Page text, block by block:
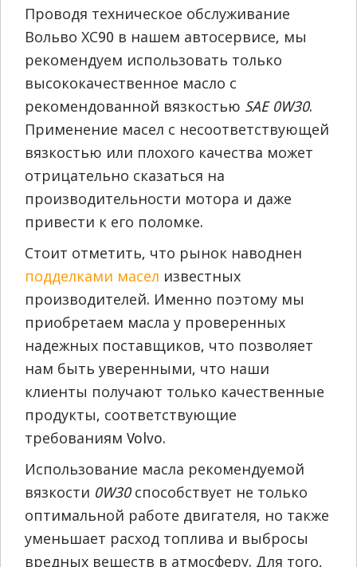
Проводя техническое обслуживание
Вольво ХС90 в нашем автосервисе, мы
рекомендуем использовать только
высококачественное масло с
рекомендованной вязкостью SAE 0W30.
Применение масел с несоответствующей
вязкостью или плохого качества может
отрицательно сказаться на
производительности мотора и даже
привести к его поломке.
Стоит отметить, что рынок наводнен
подделками масел известных
производителей. Именно поэтому мы
приобретаем масла у проверенных
надежных поставщиков, что позволяет
нам быть уверенными, что наши
клиенты получают только качественные
продукты, соответствующие
требованиям Volvo.
Использование масла рекомендуемой
вязкости 0W30способствует не только
оптимальной работе двигателя, но также
уменьшает расход топлива и выбросы
вредных веществ в атмосферу. Для того,